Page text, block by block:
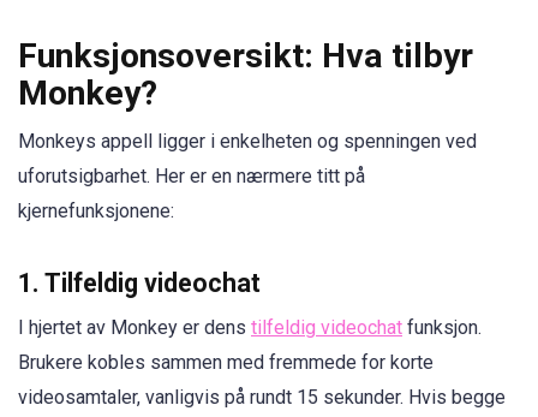
Funksjonsoversikt: Hva tilbyr
Monkey?
Monkeys appell ligger i enkelheten og spenningen ved
uforutsigbarhet. Her er en nærmere titt på
kjernefunksjonene:
1. Tilfeldig videochat
I hjertet av Monkey er dens tilfeldig videochat funksjon.
Brukere kobles sammen med fremmede for korte
videosamtaler, vanligvis på rundt 15 sekunder. Hvis begge